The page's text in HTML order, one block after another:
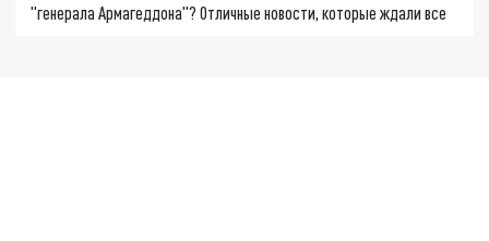
"генерала Армагеддона"? Отличные новости, которые ждали все